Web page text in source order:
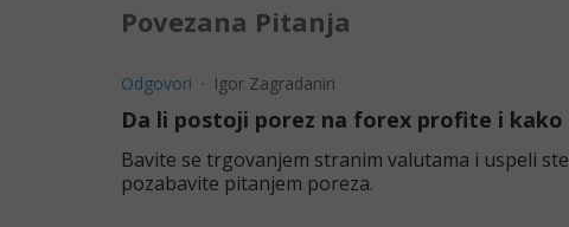
Povezana Pitanja
Odgovori Igor Zagradanin
Da li postoji porez na forex profite i kako
Bavite se trgovanjem stranim valutama i uspeli
pozabavite pitanjem poreza.